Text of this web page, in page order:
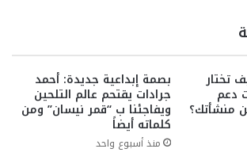
تختار
دعم
منشأتك؟
بصمة إبداعية جديدة: أحمد
جرادات يقتحم عالم التلحين
ويفاجئنا ب “قمر نيسان” ومن
كلماته أيضاً
منذ أسبوع واحد